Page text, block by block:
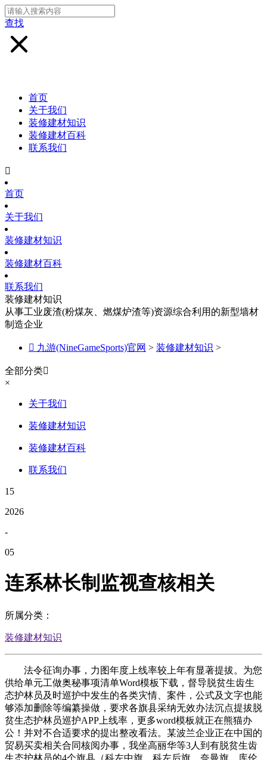
查找
首页
关于我们
装修建材知识
装修建材百科
联系我们

首页
关于我们
装修建材知识
装修建材百科
联系我们
装修建材知识
从事工业废渣(粉煤灰、燃煤炉渣等)资源综合利用的新型墙材
制造企业
 九游(NineGameSports)官网 > 装修建材知识 >
全部分类
×
关于我们
装修建材知识
装修建材百科
联系我们
15
2026
-
05
连系林长制监视查核相关
所属分类：
装修建材知识
法令征询办事，力图年度上线率较上年有显著提拔。为您
供给单元工做奥秘事项清单Word模板下载，督导脱贫生齿生
态护林员及时巡护中发生的各类灾情、案件，公式及文字也能
够添加删除等编纂操做，要求各旗县采纳无效办法沉点提拔脱
贫生态护林员巡护APP上线率，更多word模板就正在熊猫办
公！并对不合适要求的提出整改看法。某波兰企业正在中国的
贸易买卖相关合同核阅办事，我坐高丽华等3人到有脱贫生齿
生态护林员的4个旗县（科左中旗、科左后旗、奈曼旗、库伦